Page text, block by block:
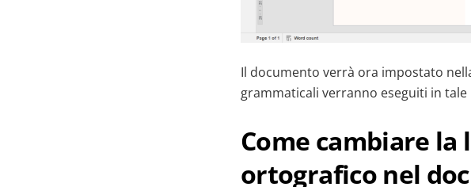
Il documento verrà ora impostato
grammaticali verranno eseguiti in tale
Come cambiare
ortografico nel